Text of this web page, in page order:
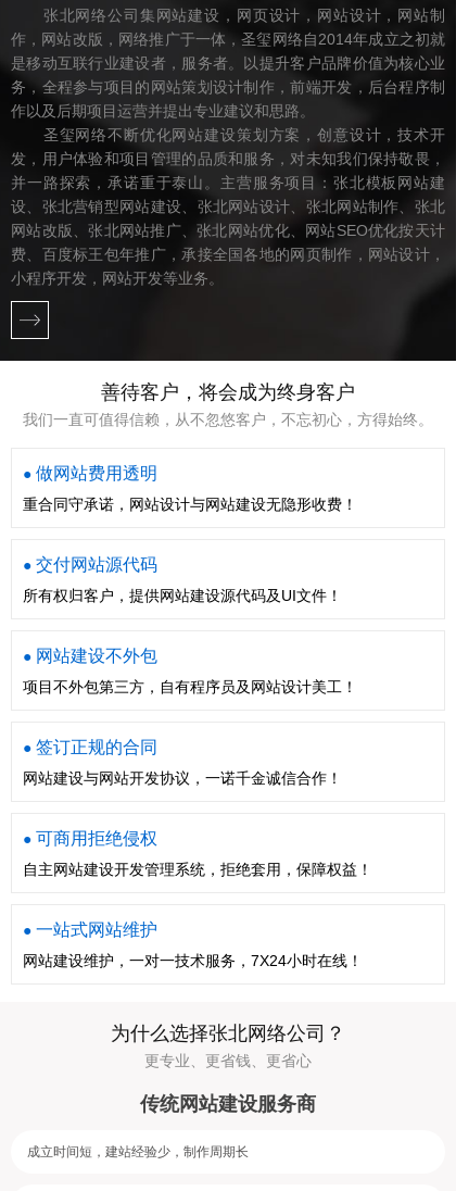
张北网络公司集网站建设，网页设计，网站设计，网站制
作，网站改版，网络推广于一体，圣玺网络自2014年成立之初就
是移动互联行业建设者，服务者。以提升客户品牌价值为核心业
务，全程参与项目的网站策划设计制作，前端开发，后台程序制
作以及后期项目运营并提出专业建议和思路。
圣玺网络不断优化网站建设策划方案，创意设计，技术开
发，用户体验和项目管理的品质和服务，对未知我们保持敬畏，
并一路探索，承诺重于泰山。主营服务项目：张北模板网站建
设、张北营销型网站建设、张北网站设计、张北网站制作、张北
网站改版、张北网站推广、张北网站优化、网站SEO优化按天计
费、百度标王包年推广，承接全国各地的网页制作，网站设计，
小程序开发，网站开发等业务。
善待客户，将会成为终身客户
我们一直可值得信赖，从不忽悠客户，不忘初心，方得始终。
● 做网站费用透明
重合同守承诺，网站设计与网站建设无隐形收费！
● 交付网站源代码
所有权归客户，提供网站建设源代码及UI文件！
● 网站建设不外包
项目不外包第三方，自有程序员及网站设计美工！
● 签订正规的合同
网站建设与网站开发协议，一诺千金诚信合作！
● 可商用拒绝侵权
自主网站建设开发管理系统，拒绝套用，保障权益！
● 一站式网站维护
网站建设维护，一对一技术服务，7X24小时在线！
为什么选择张北网络公司？
更专业、更省钱、更省心
传统网站建设服务商
成立时间短，建站经验少，制作周期长